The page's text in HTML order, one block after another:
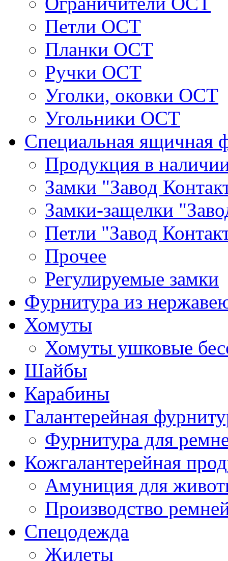
Петли ОСТ
Планки ОСТ
Ручки ОСТ
Уголки, оковки ОСТ
Угольники ОСТ
Специальная ящичная
Продукция в
Замки "Завод
Замки-защелки
Петли "Завод
Прочее
Регулируемые замки
Фурнитура из
Хомуты
Хомуты ушковые
Шайбы
Карабины
Галантерейная
Фурнитура для
Кожгалантерейная
Амуниция для
Производство
Спецодежда
Жилеты